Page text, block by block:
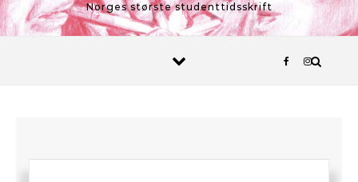
Norges største studenttidsskrift